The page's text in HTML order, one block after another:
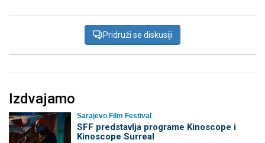
Pridruži se diskusiji
Izdvajamo
Sarajevo Film Festival
SFF predstavlja programe Kinoscope i
Kinoscope Surreal